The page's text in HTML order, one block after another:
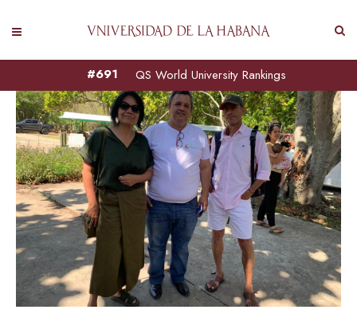
QS World University Rankings
#691